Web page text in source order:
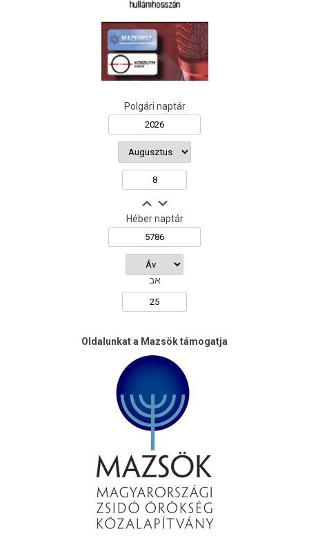
Polgári naptár
Héber naptár
אב
Oldalunkat a Mazsök támogatja